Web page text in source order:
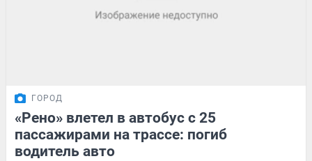
ГОРОД
«Рено» влетел в автобус с 25
пассажирами на трассе: погиб
водитель авто